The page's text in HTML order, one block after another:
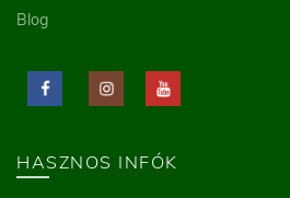
Blog
HASZNOS INFÓK